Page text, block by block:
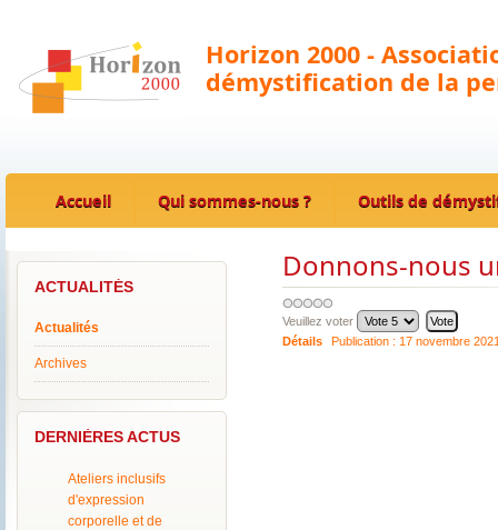
Horizon 2000 -
démystification de la
Accueil Qui sommes-nous ? Outils de
Donnons-nous
Veuillez voter
Détails
Publication : 17 novembre
ACTUALITÉS
Actualités
Archives
DERNIÈRES ACTUS
Ateliers inclusifs
d'expression
corporelle et de